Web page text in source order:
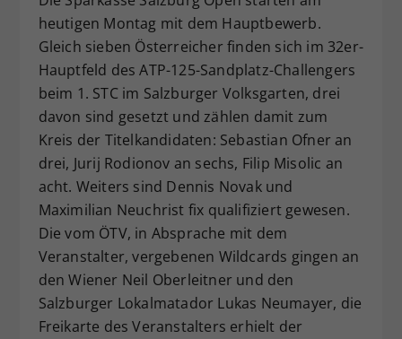
heutigen Montag mit dem Hauptbewerb.
Gleich sieben Österreicher finden sich im 32er-
Hauptfeld des ATP-125-Sandplatz-Challengers
beim 1. STC im Salzburger Volksgarten, drei
davon sind gesetzt und zählen damit zum
Kreis der Titelkandidaten: Sebastian Ofner an
drei, Jurij Rodionov an sechs, Filip Misolic an
acht. Weiters sind Dennis Novak und
Maximilian Neuchrist fix qualifiziert gewesen.
Die vom ÖTV, in Absprache mit dem
Veranstalter, vergebenen Wildcards gingen an
den Wiener Neil Oberleitner und den
Salzburger Lokalmatador Lukas Neumayer, die
Freikarte des Veranstalters erhielt der
Zweck
Dieser Wert speichert Ihre Consent-
Einstellungen. Unter anderem eine
zufällig generierte ID, für die
historische Speicherung Ihrer
vorgenommen Einstellungen, falls der
Webseiten-Betreiber dies eingestellt
hat.